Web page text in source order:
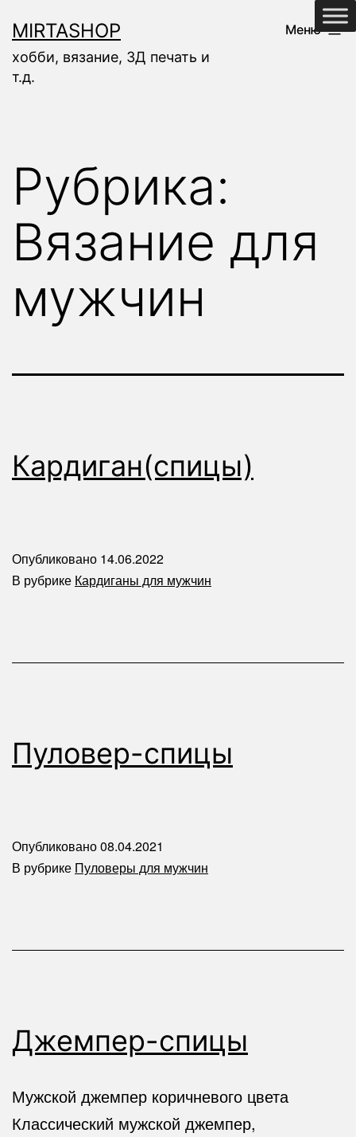
содержимому
MIRTASHOP
хобби, вязание, 3Д печать и
т.д.
Меню
Рубрика:
Вязание для
мужчин
Кардиган(спицы)
Опубликовано 14.06.2022
В рубрике Кардиганы для мужчин
Пуловер-спицы
Опубликовано08.04.2021
В рубрике Пуловеры для мужчин
Джемпер-спицы
Мужской джемпер коричневого цвета
Классический мужской джемпер,